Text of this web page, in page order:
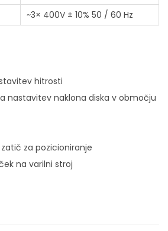
~3× 400V ± 10% 50 / 60 Hz
hitrosti
nastavitev naklona diska v območju
za pozicioniranje
na varilni stroj